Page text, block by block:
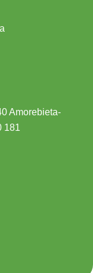
Amorebieta-
181